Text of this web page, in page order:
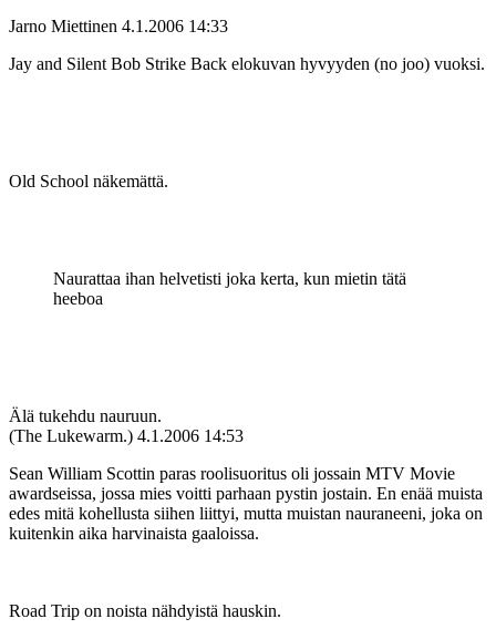
Jarno Miettinen 4.1.2006 14:33
Jay and Silent Bob Strike Back elokuvan hyvyyden (no joo) vuoksi.
Old School näkemättä.
Naurattaa ihan helvetisti joka kerta, kun mietin tätä
heeboa
Älä tukehdu nauruun.
(The Lukewarm.) 4.1.2006 14:53
Sean William Scottin paras roolisuoritus oli jossain MTV Movie
awardseissa, jossa mies voitti parhaan pystin jostain. En enää muista
edes mitä kohellusta siihen liittyi, mutta muistan nauraneeni, joka on
kuitenkin aika harvinaista gaaloissa.
Road Trip on noista nähdyistä hauskin.